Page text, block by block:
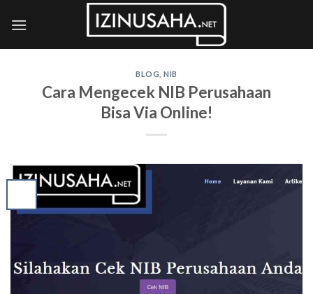
BLOG ,NIB
Cara Mengecek NIB Perusahaan
Bisa Via Online!